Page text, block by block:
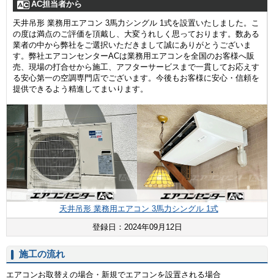
AC担当者から
天井吊形 業務用エアコン 3馬力シングル 1式を設置いたしました。こ
の度は満点のご評価を頂戴し、大変うれしく思っております。数ある
業者の中から弊社をご選択いただきまして誠にありがとうございま
す。弊社エアコンセンターACは業務用エアコンを全国のお客様へ販
売、現場の打合せから施工、アフターサービスまで一貫してお応えす
る安心第一の空調専門店でございます。今後もお客様に安心・信頼を
提供できるよう精進してまいります。
天井吊形 業務用エアコン 3馬力シングル 1式
登録日：2024年09月12日
施工の流れ
エアコンお取替えの場合・新規でエアコンを設置される場合